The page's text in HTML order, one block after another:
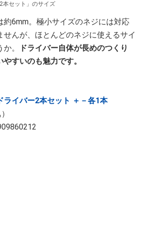
本セット」のサイズ
約6mm。極小サイズのネジには対応
せんが、ほとんどのネジに使えるサイ
。
ドライバー自体が長めのつくり
すいのも魅力です。
イバー2本セット ＋－各1本